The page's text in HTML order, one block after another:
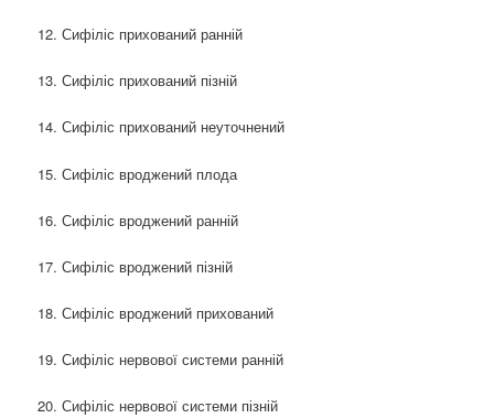
12. Сифіліс прихований ранній
13. Сифіліс прихований пізній
14. Сифіліс прихований неуточнений
15. Сифіліс вроджений плода
16. Сифіліс вроджений ранній
17. Сифіліс вроджений пізній
18. Сифіліс вроджений прихований
19. Сифіліс нервової системи ранній
20. Сифіліс нервової системи пізній